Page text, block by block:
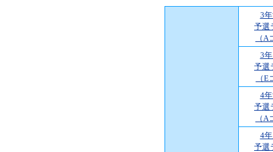
3
予選
（
3
予選
（
4
予選
（
4
予選